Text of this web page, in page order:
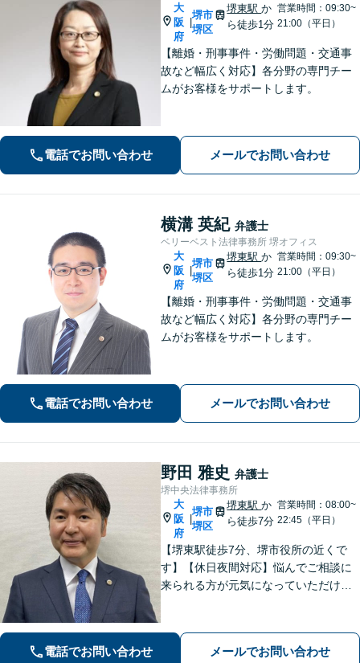
大
阪
府
|
堺市
堺区
堺東駅か
ら徒歩1分
営業時間：09:30~
21:00（平日）
【離婚・刑事事件・労働問題・交通事
故など幅広く対応】各分野の専門チー
ムがお客様をサポートします。
電話でお問い合わせ メールでお問い合わせ
横溝 英紀 弁護士
ベリーベスト法律事務所 堺オフィス
大
阪
府
|
堺市
堺区
堺東駅か
ら徒歩1分
営業時間：09:30~
21:00（平日）
【離婚・刑事事件・労働問題・交通事
故など幅広く対応】各分野の専門チー
ムがお客様をサポートします。
電話でお問い合わせ メールでお問い合わせ
野田 雅史 弁護士
堺中央法律事務所
大
阪
府
|
堺市
堺区
堺東駅か
ら徒歩7分
営業時間：08:00~
22:45（平日）
【堺東駅徒歩7分、堺市役所の近くで
す】【休日夜間対応】悩んでご相談に
来られる方が元気になっていただける
ください。分野によっては、初回30分
間の無料相談を実施しております。
電話でお問い合わせ メールでお問い合わせ